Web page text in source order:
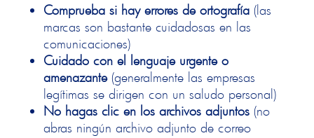
Comprueba si hay errores de ortografía(las
marcas son bastante cuidadosas en las
comunicaciones)
Cuidado con el lenguaje urgente o
amenazante (generalmente las empresas
legítimas se dirigen con un saludo personal)
No hagas clic en los archivos adjuntos (no
abras ningún archivo adjunto de correo